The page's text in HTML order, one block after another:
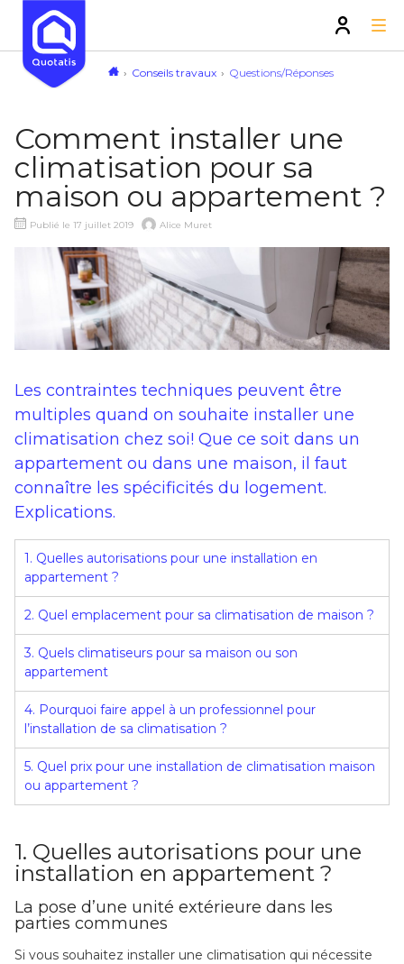
Conseils travaux Questions/Réponses
Comment installer une
climatisation pour sa
maison ou appartement ?
Publié le 17 juillet 2019 Alice Muret
Les contraintes techniques peuvent être
multiples quand on souhaite installer une
climatisation chez soi! Que ce soit dans un
appartement ou dans une maison, il faut
connaître les spécificités du logement.
Explications.
1. Quelles autorisations pour une installation en
appartement ?
2. Quel emplacement pour sa climatisation de maison ?
3. Quels climatiseurs pour sa maison ou son
appartement
4. Pourquoi faire appel à un professionnel pour
l’installation de sa climatisation ?
5. Quel prix pour une installation de climatisation maison
ou appartement ?
1. Quelles autorisations pour une
installation en appartement ?
La pose d’une unité extérieure dans les
parties communes
Si vous souhaitez installer une climatisation qui nécessite